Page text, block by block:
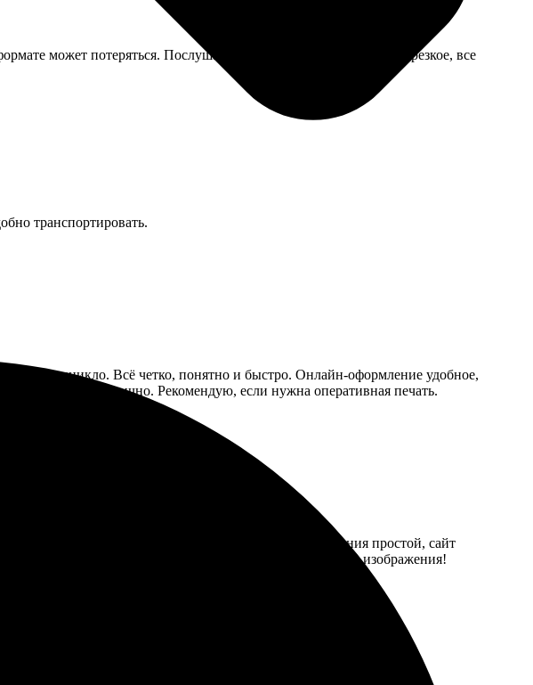
может потеряться. Послушался, сделал меньше. В итоге — резкое, все
транспортировать.
не возникло. Всё четко, понятно и быстро. Онлайн-оформление удобное,
выглядят отлично. Рекомендую, если нужна оперативная печать.
фотографий прошла без проблем. Процесс оформления простой, сайт
дней они уже были на руках. Красочные и чёткие изображения!